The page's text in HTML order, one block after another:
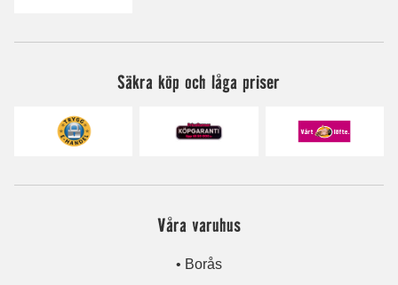
Säkra köp och låga priser
Våra varuhus
• Borås